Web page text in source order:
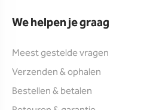
We helpen je graag
Meest gestelde vragen
Verzenden & ophalen
Bestellen & betalen